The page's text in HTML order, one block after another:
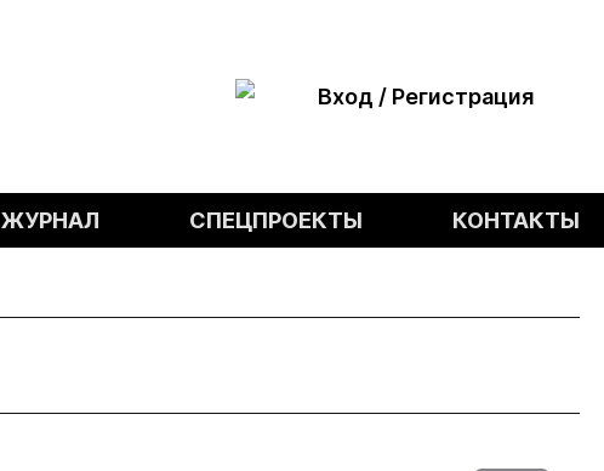
Вход / Регистрация
ЖУРНАЛ СПЕЦПРОЕКТЫ КОНТАКТЫ